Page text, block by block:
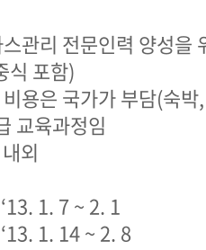
관리 전문인력 양성을
식 포함)
용은 국가가 부담(숙
교육과정임
외
1. 7 ~ 2. 1
1. 14 ~ 2. 8